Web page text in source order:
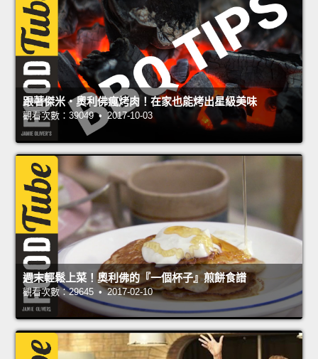
跟著傑米‧奧利佛瘋烤肉！在家也能烤出星級美味
觀看次數：39049 • 2017-10-03
週末輕鬆上菜！奧利佛的『一個杯子』煎餅食譜
觀看次數：29645 • 2017-02-10